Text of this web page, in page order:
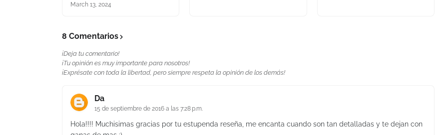
March 13, 2024
8 Comentarios
¡Deja tu comentario!
¡Tu opinión es muy importante para nosotros!
¡Exprésate con toda la libertad, pero siempre respeta la opinión de los demás!
Da
15 de septiembre de 2016 a las 7:28 p.m.
Hola!!!! Muchisimas gracias por tu estupenda reseña, me encanta cuando son tan detalladas y te dejan con